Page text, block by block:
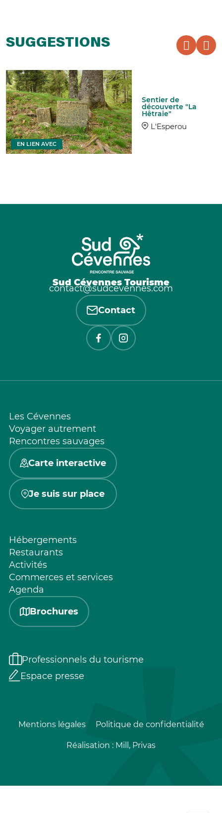
SUGGESTIONS
Sentier de
découverte "La
Hêtraie"
L'Esperou
EN LIEN AVEC
Sud Cévennes Tourisme
contact@sudcevennes.com
Contact
Les Cévennes
Voyager autrement
Rencontres sauvages
Carte interactive
Je suis sur place
Hébergements
Restaurants
Activités
Commerces et services
Agenda
Brochures
Professionnels du tourisme
Espace presse
Mentions légales Politique de confidentialité
Réalisation : Mill, Privas